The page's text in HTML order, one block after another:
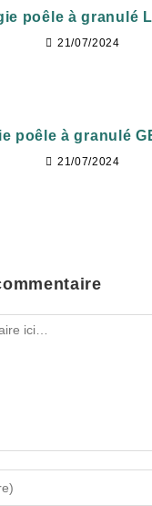
poêle à granulé
21/07/2024
poêle à granulé
21/07/2024